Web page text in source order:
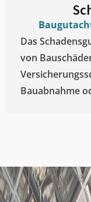
Das
von
Bauabnahme